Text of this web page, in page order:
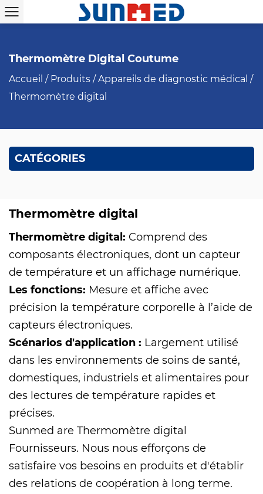
Thermomètre Digital Coutume
Accueil / Produits /Appareils de diagnostic médical /
Thermomètre digital
CATÉGORIES
Thermomètre digital
Thermomètre digital: Comprend des
composants électroniques, dont un capteur
de température et un affichage numérique.
Les fonctions: Mesure et affiche avec
précision la température corporelle à l’aide de
capteurs électroniques.
Scénarios d'application : Largement utilisé
dans les environnements de soins de santé,
domestiques, industriels et alimentaires pour
des lectures de température rapides et
précises.
Sunmed are Thermomètre digital
Fournisseurs. Nous nous efforçons de
satisfaire vos besoins en produits et d'établir
des relations de coopération à long terme.